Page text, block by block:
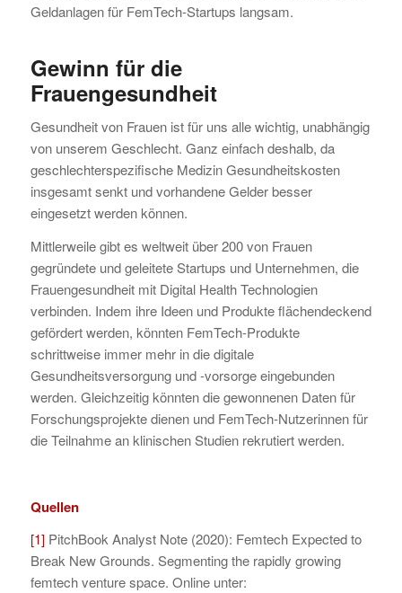
Geldanlagen für FemTech-Startups langsam.
Gewinn für die
Frauengesundheit
Gesundheit von Frauen ist für uns alle wichtig, unabhängig
von unserem Geschlecht. Ganz einfach deshalb, da
geschlechterspezifische Medizin Gesundheitskosten
insgesamt senkt und vorhandene Gelder besser
eingesetzt werden können.
Mittlerweile gibt es weltweit über 200 von Frauen
gegründete und geleitete Startups und Unternehmen, die
Frauengesundheit mit Digital Health Technologien
verbinden. Indem ihre Ideen und Produkte flächendeckend
gefördert werden, könnten FemTech-Produkte
schrittweise immer mehr in die digitale
Gesundheitsversorgung und -vorsorge eingebunden
werden. Gleichzeitig könnten die gewonnenen Daten für
Forschungsprojekte dienen und FemTech-Nutzerinnen für
die Teilnahme an klinischen Studien rekrutiert werden.
Quellen
[1]PitchBook Analyst Note (2020): Femtech Expected to
Break New Grounds. Segmenting the rapidly growing
femtech venture space. Online unter: